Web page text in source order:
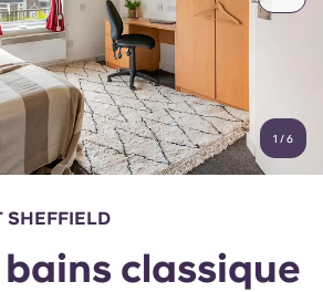
Langue
English (GB)
Chinese
pays
maintenant
French
1 /6
SHEFFIELD
classique